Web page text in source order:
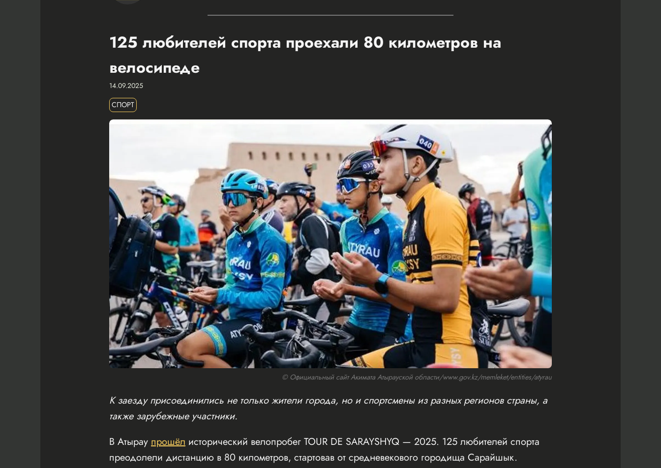
125 любителей спорта проехали 80 километров на
велосипеде
14.09.2025
СПОРТ
© Официальный сайт Акимата Атырауской области/www.gov.kz/memleket/entities/atyrau
К заезду присоединились не только жители города, но и спортсмены из разных регионов страны, а
также зарубежные участники.
В Атырау прошёл исторический велопробег TOUR DE SARAYSHYQ — 2025. 125 любителей спорта
преодолели дистанцию в 80 километров, стартовав от средневекового городища Сарайшык.